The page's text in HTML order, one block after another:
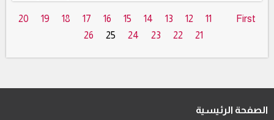
First
11
12
13
14
15
16
17
18
19
20
21
22
23
24
25
26
الصفحة الرئيسية